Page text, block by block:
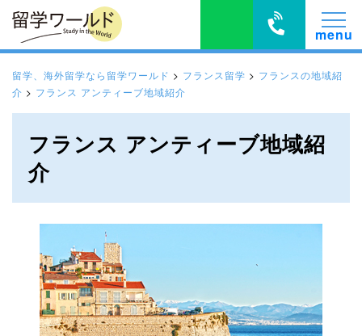
留学、海外留学なら留学ワールド > フランス留学 > フランスの地域紹
介 > フランス アンティーブ地域紹介
フランス アンティーブ地域紹
介